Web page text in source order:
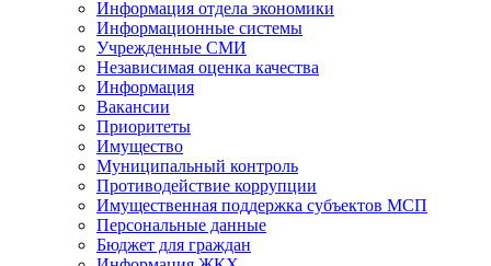
Информация отдела экономики
Информационные системы
Учрежденные СМИ
Независимая оценка качества
Информация
Вакансии
Приоритеты
Имущество
Муниципальный контроль
Противодействие коррупции
Имущественная поддержка субъектов МСП
Персональные данные
Бюджет для граждан